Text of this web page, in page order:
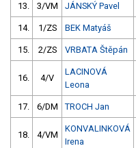
13. 3/VM JÁNSKÝ Pavel
14. 1/ZS BEK Matyáš
15. 2/ZS VRBATA Štěpán
16. 4/V
LACINOVÁ
Leona
17. 6/DM TROCH Jan
18. 4/VM
KONVALINKOVÁ
Irena